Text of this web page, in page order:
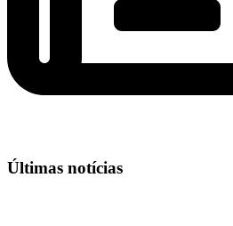
Últimas notícias